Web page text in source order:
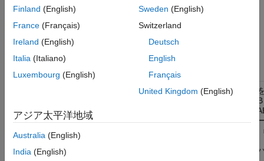
す。
startjobmanager
複数のフラグが同一コマンド上で一緒に使用できます。
フラグ 操作
ジョブ マネージャーの名前
ます。これにより、
ー セッションおよび
アントに対してジョブ マネ
Finland (English)
France (Français)
Ireland (English)
Italia (Italiano)
Luxembourg (English)
Sweden (English)
Switzerland
Deutsch
English
Français
United Kingdom (English)
アジア太平洋地域
Australia (English)
India (English)